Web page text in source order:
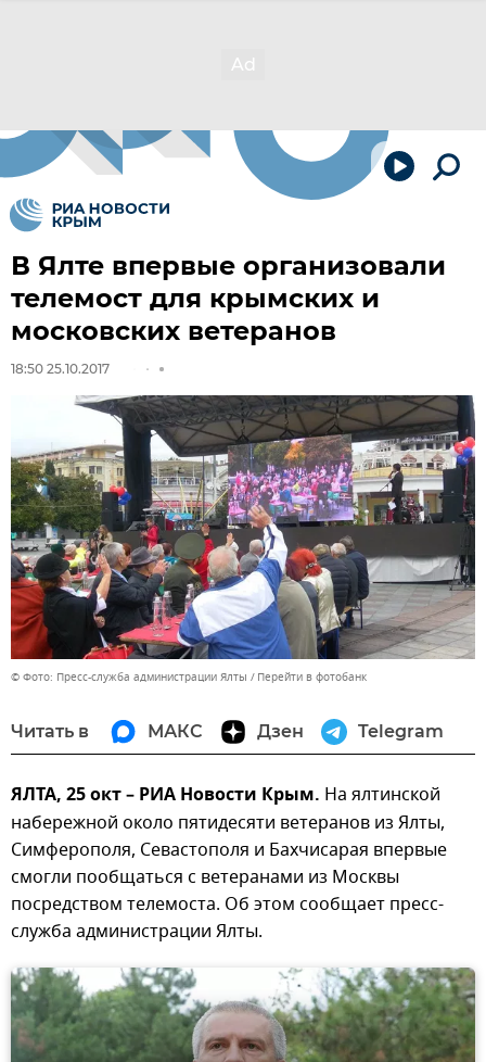
В Ялте впервые организовали
телемост для крымских и
московских ветеранов
18:50 25.10.2017
© Фото: Пресс-служба администрации Ялты Перейти в фотобанк
Читать в МАКС Дзен Telegram
ЯЛТА, 25 окт – РИА Новости Крым. На ялтинской
набережной около пятидесяти ветеранов из Ялты,
Симферополя, Севастополя и Бахчисарая впервые
смогли пообщаться с ветеранами из Москвы
посредством телемоста. Об этом сообщает пресс-
служба администрации Ялты.